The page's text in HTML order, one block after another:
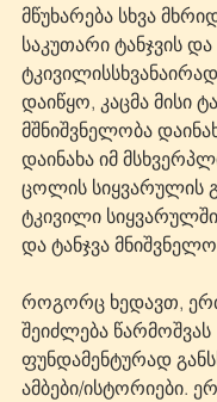
მწუხარება სხვა
საკუთარი ტანჯვის და
დაიწყო, კაცმა მისი
მშნიშვნელობა
დაინახა იმ
ცოლის სიყვარულის
ტკივილი
და ტანჯვა
როგორც ხედავთ,
შეიძლება წარმოშვას
ფუნდამენტურად
ამბები/ისტორიები.